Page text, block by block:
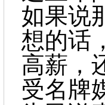
如果说
想的话
高薪，
受名牌